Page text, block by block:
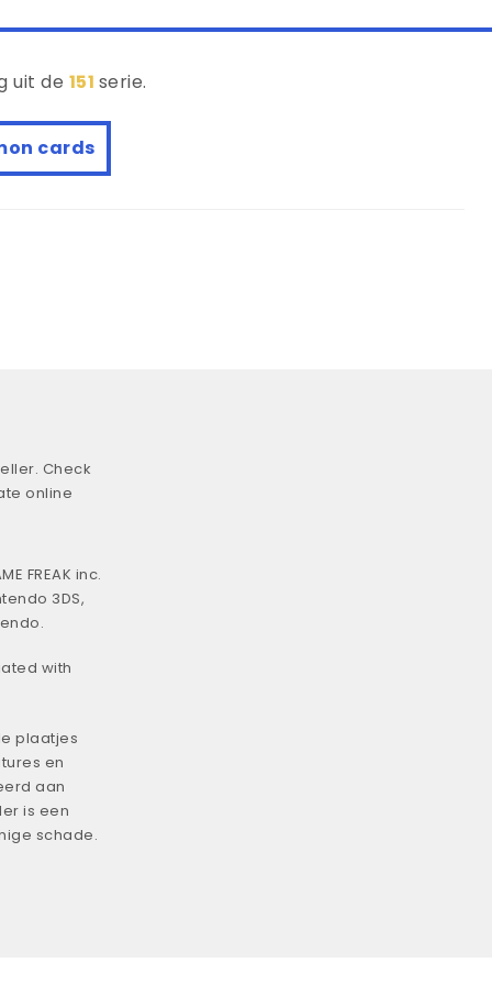
uit de 151 serie.
cards
Check
online
FREAK inc.
3DS,
with
plaatjes
en
aan
is een
schade.